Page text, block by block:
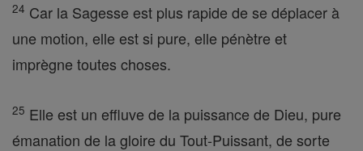
24 Car la Sagesse est plus rapide de se déplacer à
une motion, elle est si pure, elle pénètre et
imprègne toutes choses.
25 Elle est un effluve de la puissance de Dieu, pure
émanation de la gloire du Tout-Puissant, de sorte